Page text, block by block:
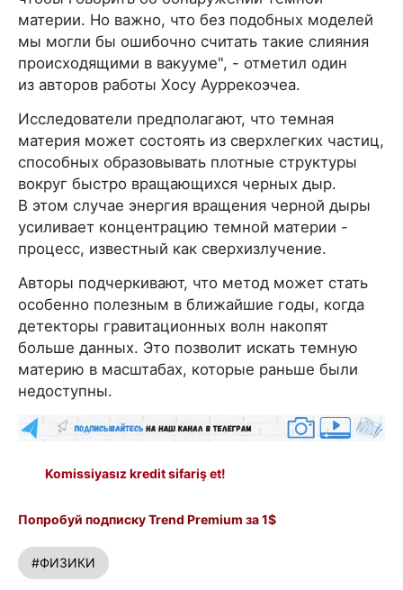
материи. Но важно, что без подобных моделей
мы могли бы ошибочно считать такие слияния
происходящими в вакууме", - отметил один
из авторов работы Хосу Ауррекоэчеа.
Исследователи предполагают, что темная
материя может состоять из сверхлегких частиц,
способных образовывать плотные структуры
вокруг быстро вращающихся черных дыр.
В этом случае энергия вращения черной дыры
усиливает концентрацию темной материи -
процесс, известный как сверхизлучение.
Авторы подчеркивают, что метод может стать
особенно полезным в ближайшие годы, когда
детекторы гравитационных волн накопят
больше данных. Это позволит искать темную
материю в масштабах, которые раньше были
недоступны.
Komissiyasız kredit sifariş et!
Попробуй подписку Trend Premium за 1$
#ФИЗИКИ